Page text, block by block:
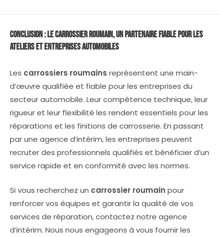
Conclusion : LeCarrossier Roumain, un Partenaire Fiable pour les
Ateliers et Entreprises Automobiles
Les carrossiers roumains représentent une main-
d’œuvre qualifiée et fiable pour les entreprises du
secteur automobile. Leur compétence technique, leur
rigueur et leur flexibilité les rendent essentiels pour les
réparations et les finitions de carrosserie. En passant
par une agence d’intérim, les entreprises peuvent
recruter des professionnels qualifiés et bénéficier d’un
service rapide et en conformité avec les normes.
Si vous recherchez un carrossier roumain pour
renforcer vos équipes et garantir la qualité de vos
services de réparation, contactez notre agence
d’intérim. Nous nous engageons à vous fournir les